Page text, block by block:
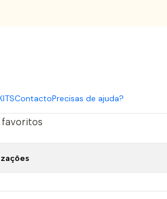
ContactoPrecisas de ajuda?
verniz gel
Tropical